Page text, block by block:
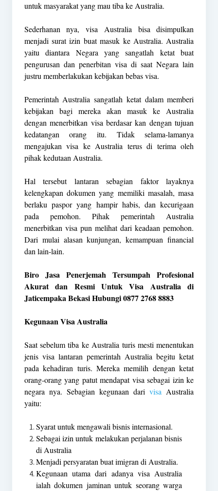
untuk masyarakat yang mau tiba ke Australia.
Sederhanan nya, visa Australia bisa disimpulkan
menjadi surat izin buat masuk ke Australia. Australia
yaitu diantara Negara yang sangatlah ketat buat
pengurusan dan penerbitan visa di saat Negara lain
justru memberlakukan kebijakan bebas visa.
Pemerintah Australia sangatlah ketat dalam memberi
kebijakan bagi mereka akan masuk ke Australia
dengan menerbitkan visa berdasar kan dengan tujuan
kedatangan orang itu. Tidak selama-lamanya
mengajukan visa ke Australia terus di terima oleh
pihak kedutaan Australia.
Hal tersebut lantaran sebagian faktor layaknya
kelengkapan dokumen yang memiliki masalah, masa
berlaku paspor yang hampir habis, dan kecurigaan
pada pemohon. Pihak pemerintah Australia
menerbitkan visa pun melihat dari keadaan pemohon.
Dari mulai alasan kunjungan, kemampuan financial
dan lain-lain.
Biro Jasa Penerjemah Tersumpah Profesional
Akurat dan Resmi Untuk Visa Australia di
Jaticempaka Bekasi Hubungi 0877 2768 8883
Kegunaan Visa Australia
Saat sebelum tiba ke Australia turis mesti menentukan
jenis visa lantaran pemerintah Australia begitu ketat
pada kehadiran turis. Mereka memilih dengan ketat
orang-orang yang patut mendapat visa sebagai izin ke
negara nya. Sebagian kegunaan darivisa Australia
yaitu:
Syarat untuk mengawali bisnis internasional.
Sebagai izin untuk melakukan perjalanan bisnis
di Australia
Menjadi persyaratan buat imigran di Australia.
Kegunaan utama dari adanya visa Australia
ialah dokumen jaminan untuk seorang warga